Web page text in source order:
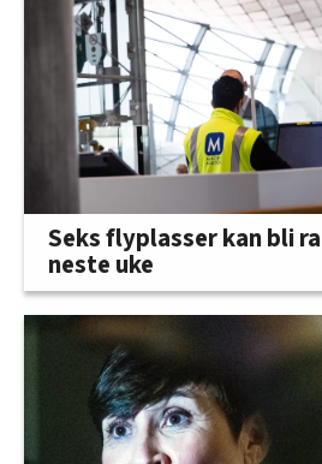
Seks flyplasser kan bli
neste uke